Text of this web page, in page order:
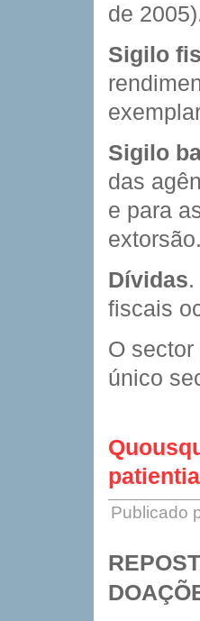
de
Sigilo
Sigilo
das
e para
extorsão.
Dívidas
fiscais
O
único
Publicado